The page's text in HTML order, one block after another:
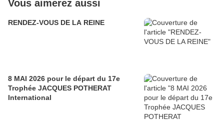
Vous aimerez aussi
RENDEZ-VOUS DE LA REINE
8 MAI 2026 pour le départ du 17e
Trophée JACQUES POTHERAT
International